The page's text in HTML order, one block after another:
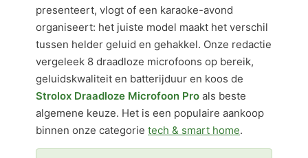
presenteert, vlogt of een karaoke-avond
organiseert: het juiste model maakt het verschil
tussen helder geluid en gehakkel. Onze redactie
vergeleek 8 draadloze microfoons op bereik,
geluidskwaliteit en batterijduur en koos de
Strolox Draadloze Microfoon Pro als beste
algemene keuze. Het is een populaire aankoop
binnen onze categorie tech & smart home.